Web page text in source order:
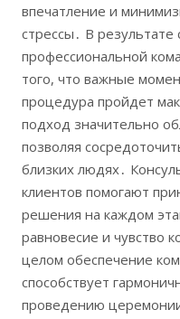
впечатление и
стрессы․ В результате
профессиональной
того, что важные
процедура пройдет
подход значительно
позволяя
близких людях․
клиентов помогают
решения на каждом
равновесие и чувство
целом обеспечение
способствует
проведению